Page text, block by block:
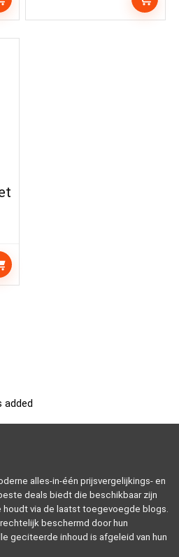
added
alles-in-één prijsvergelijkings- en
deals biedt die beschikbaar zijn
houdt via de laatst toegevoegde blogs.
beschermd door hun
geciteerde inhoud is afgeleid van hun